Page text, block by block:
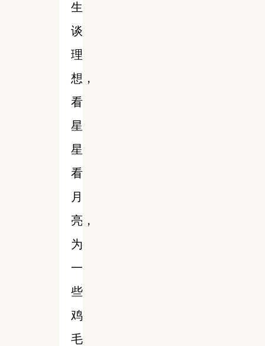
生
谈
理
想，
看
星
星
看
月
亮，
为
一
些
鸡
毛